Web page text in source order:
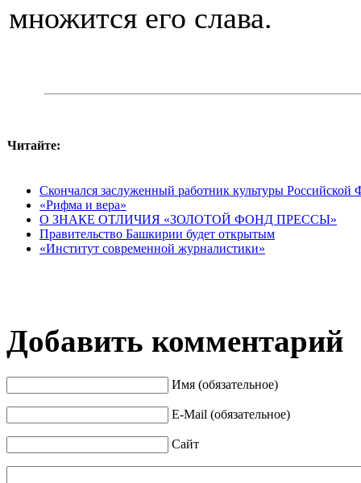
множится его слава.
Читайте:
Скончался заслуженный работник культуры
«Рифма и вера»
О ЗНАКЕ ОТЛИЧИЯ «ЗОЛОТОЙ ФОНД ПРЕССЫ»
Правительство Башкирии будет открытым
«Институт современной журналистики»
Добавить комментарий
Имя (обязательное)
E-Mail (обязательное)
Сайт